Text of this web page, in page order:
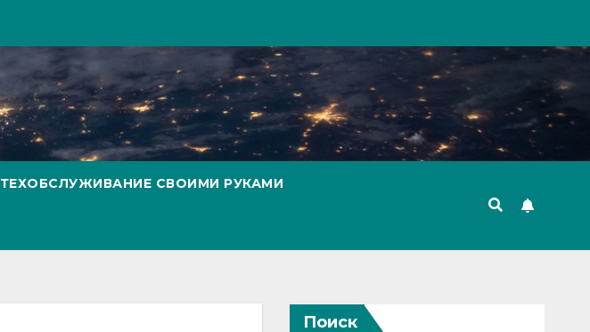
ТЕХОБСЛУЖИВАНИЕ СВОИМИ РУКАМИ
Поиск